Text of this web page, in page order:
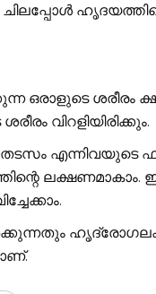
ഒരാളുടെ ശരീരം
വിറളിയിരിക്കും.